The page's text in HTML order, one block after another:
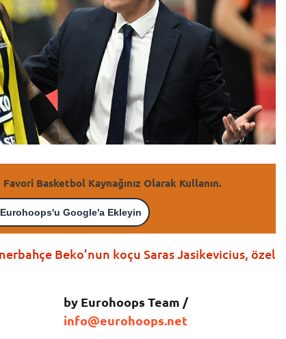
Favori Basketbol Kaynağınız Olarak Kullanın.
Eurohoops'u Google'a Ekleyin
Beko’nun koçu Saras Jasikevicius, özel
by Eurohoops Team /
info@eurohoops.net